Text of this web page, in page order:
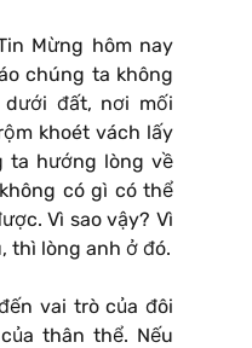
Mừng hôm nay
chúng ta không
đất, nơi mối
khoét vách lấy
ta hướng lòng về
có gì có thể
Vì sao vậy? Vì
thì lòng anh ở đó.
vai trò của đôi
thân thể. Nếu